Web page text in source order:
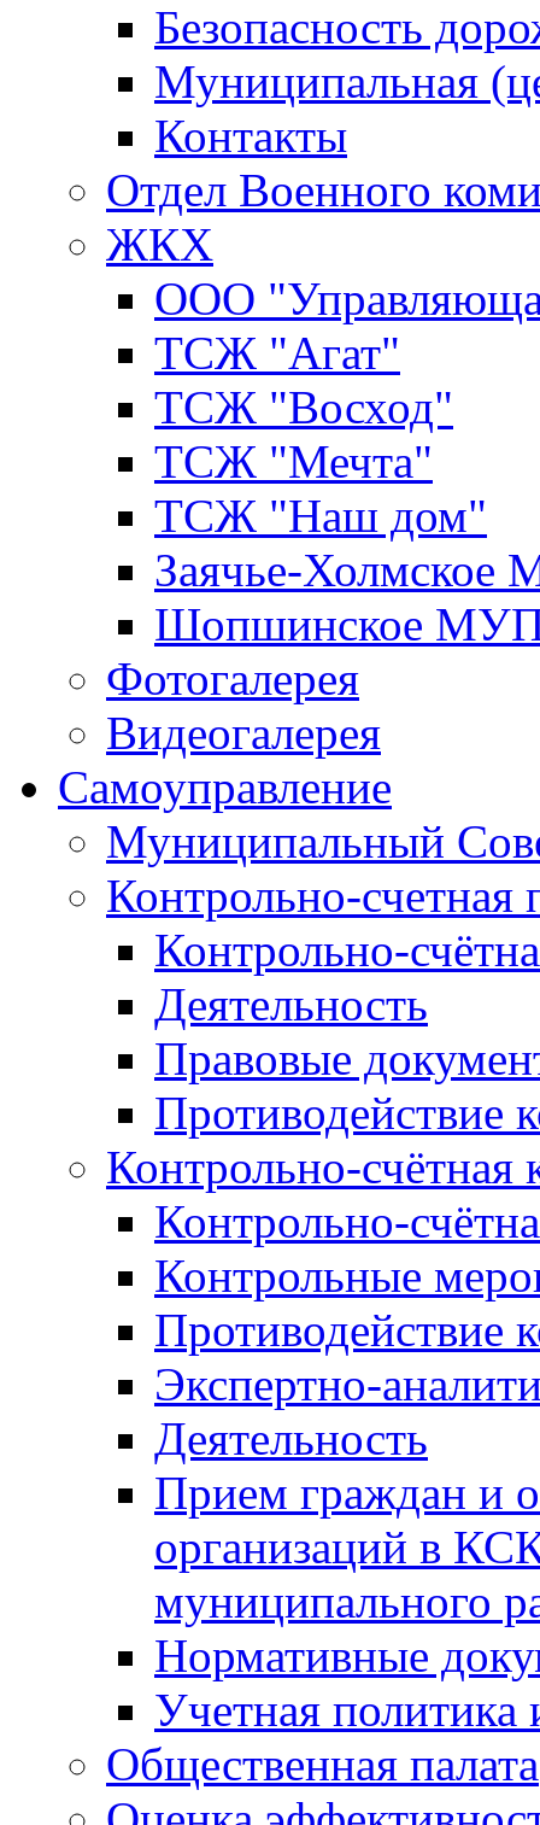
Безопасность
Муниципальная
Контакты
Отдел Военного
ЖКХ
ООО
ТСЖ "Агат"
ТСЖ "Восход"
ТСЖ "Мечта"
ТСЖ "Наш дом"
Заячье-
Шопшинское
Фотогалерея
Видеогалерея
Самоуправление
Муниципальный
Контрольно-счетная
Контрольно-
Деятельность
Правовые
Противодействие
Контрольно-счётная
Контрольно-
Контрольные
Противодействие
Экспертно-
Деятельность
Прием граждан и
организаций в
муниципального
Нормативные
Учетная политика
Общественная палата